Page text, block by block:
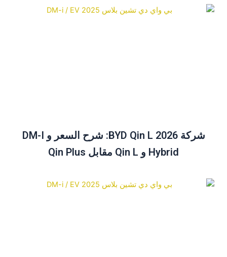
شركة BYD Qin L 2026: شرح السعر و DM-I
Hybrid و Qin L مقابل Qin Plus